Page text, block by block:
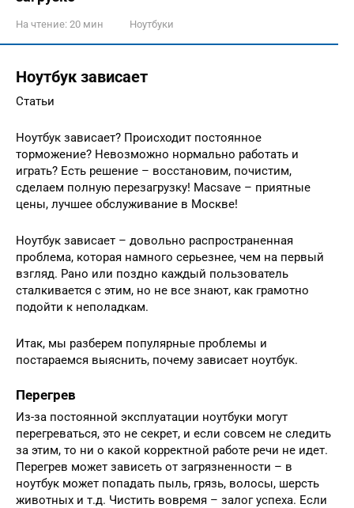
На чтение: 20 мин Ноутбуки
Ноутбук зависает
Статьи
Ноутбук зависает? Происходит постоянное
торможение? Невозможно нормально работать и
играть? Есть решение – восстановим, почистим,
сделаем полную перезагрузку! Macsave – приятные
цены, лучшее обслуживание в Москве!
Ноутбук зависает – довольно распространенная
проблема, которая намного серьезнее, чем на первый
взгляд. Рано или поздно каждый пользователь
сталкивается с этим, но не все знают, как грамотно
подойти к неполадкам.
Итак, мы разберем популярные проблемы и
постараемся выяснить, почему зависает ноутбук.
Перегрев
Из-за постоянной эксплуатации ноутбуки могут
перегреваться, это не секрет, и если совсем не следить
за этим, то ни о какой корректной работе речи не идет.
Перегрев может зависеть от загрязненности – в
ноутбук может попадать пыль, грязь, волосы, шерсть
животных и т.д. Чистить вовремя – залог успеха. Если